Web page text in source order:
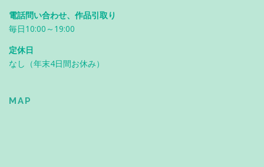
電話問い合わせ、作品引取り
毎日10:00～19:00
定休日
なし（年末4日間お休み）
MAP